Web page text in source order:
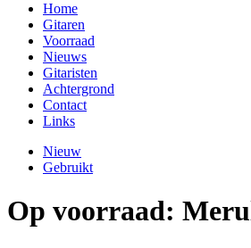
Home
Gitaren
Voorraad
Nieuws
Gitaristen
Achtergrond
Contact
Links
Nieuw
Gebruikt
Op voorraad: